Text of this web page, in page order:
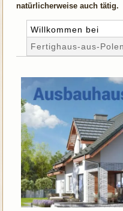
natürlicherweise auch tätig.
Willkommen bei
Fertighaus-aus-